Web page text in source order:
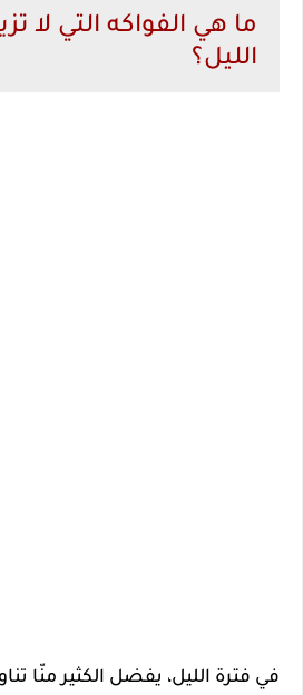
ما هي الفواكه التي لا
الليل؟
في فترة الليل، يفضل الكثير منّا